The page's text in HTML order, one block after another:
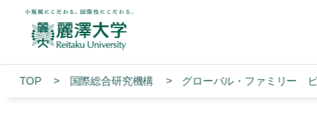
TOP 国際総合研究機構 グローバル・ファミリー